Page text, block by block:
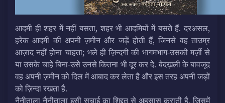
आदमी ही शहर में नहीं बसता, शहर भी आदमियों में बसते हैं. दरअसल,
हरेक आदमी की अपनी ज़मीन और जड़ें होती हैं, जिनसे वह ताउम्र
आज़ाद नहीं होना चाहता; भले ही ज़िन्दगी की भागमभाग-उसकी मर्ज़ी से
या उसके चाहे बिना-उसे उनसे कितना भी दूर कर दे. बेदख़ली के बावजूद
वह अपनी ज़मीन को दिल में आबाद कर लेता है और इस तरह अपनी जड़ों
को ज़िन्दा रखता है.
नैनीताला नैनीताला इसी सचाई का शिद्दत से अहसास कराती है, जिसमें